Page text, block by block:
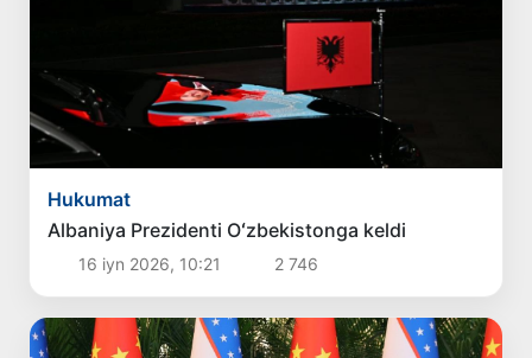
Hukumat
Albaniya Prezidenti Oʻzbekistonga keldi
16 iyn 2026, 10:21 2 746